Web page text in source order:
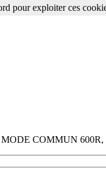
MODE COMMUN
pour exploiter ces